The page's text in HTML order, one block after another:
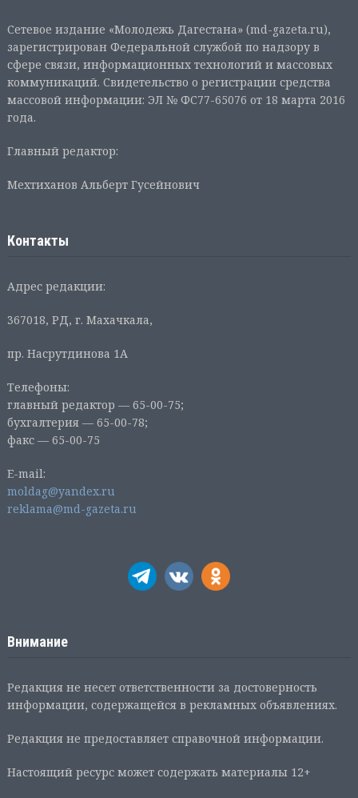
Сетевое издание «Молодежь Дагестана» (md-gazeta.ru),
зарегистрирован Федеральной службой по надзору в
сфере связи, информационных технологий и массовых
коммуникаций. Свидетельство о регистрации средства
массовой информации: ЭЛ № ФС77-65076 от 18 марта 2016
года.
Главный редактор:
Мехтиханов Альберт Гусейнович
Контакты
Адрес редакции:
367018, РД, г. Махачкала,
пр. Насрутдинова 1А
Телефоны:
главный редактор — 65-00-75;
бухгалтерия — 65-00-78;
факс — 65-00-75
E-mail:
moldag@yandex.ru
reklama@md-gazeta.ru
Внимание
Редакция не несет ответственности за достоверность
информации, содержащейся в рекламных объявлениях.
Редакция не предоставляет справочной информации.
Настоящий ресурс может содержать материалы 12+